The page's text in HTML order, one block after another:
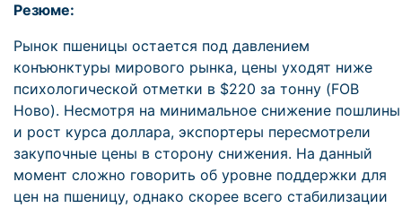
Резюме:
Рынок пшеницы остается под давлением
конъюнктуры мирового рынка, цены уходят ниже
психологической отметки в $220 за тонну (FOB
Ново). Несмотря на минимальное снижение пошлины
и рост курса доллара, экспортеры пересмотрели
закупочные цены в сторону снижения. На данный
момент сложно говорить об уровне поддержки для
цен на пшеницу, однако скорее всего стабилизации